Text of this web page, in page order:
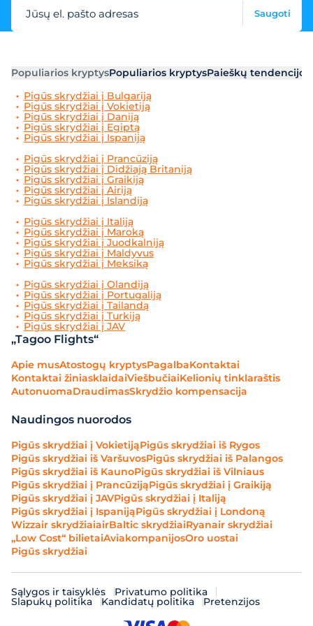
Jūsų el. pašto adresas Saugoti
Populiarios kryptysPopuliarios kryptysPaieškų tendencijos
Pigūs skrydžiai į Bulgariją
Pigūs skrydžiai į Vokietiją
Pigūs skrydžiai į Daniją
Pigūs skrydžiai į Egiptą
Pigūs skrydžiai į Ispaniją
Pigūs skrydžiai į Prancūziją
Pigūs skrydžiai į Didžiają Britaniją
Pigūs skrydžiai į Graikiją
Pigūs skrydžiai į Airiją
Pigūs skrydžiai į Islandiją
Pigūs skrydžiai į Italiją
Pigūs skrydžiai į Maroką
Pigūs skrydžiai į Juodkalniją
Pigūs skrydžiai į Maldyvus
Pigūs skrydžiai į Meksiką
Pigūs skrydžiai į Olandiją
Pigūs skrydžiai į Portugaliją
Pigūs skrydžiai į Tailandą
Pigūs skrydžiai į Turkiją
Pigūs skrydžiai į JAV
„Tagoo Flights“
Apie musAtostogų kryptysPagalbaKontaktai
Kontaktai žiniasklaidaiViešbučiaiKelionių tinklaraštis
AutonuomaDraudimasSkrydžio kompensacija
Naudingos nuorodos
Pigūs skrydžiai į VokietijąPigūs skrydžiai iš Rygos
Pigūs skrydžiai iš VaršuvosPigūs skrydžiai iš Palangos
Pigūs skrydžiai iš KaunoPigūs skrydžiai iš Vilniaus
Pigūs skrydžiai į PrancūzijąPigūs skrydžiai į Graikiją
Pigūs skrydžiai į JAVPigūs skrydžiai į Italiją
Pigūs skrydžiai į IspanijąPigūs skrydžiai į Londoną
Wizzair skrydžiaiairBaltic skrydžiaiRyanair skrydžiai
„Low Cost“ bilietaiAviakompanijosOro uostai
Pigūs skrydžiai
Sąlygos ir taisyklės Privatumo politika
Slapukų politika Kandidatų politika Pretenzijos